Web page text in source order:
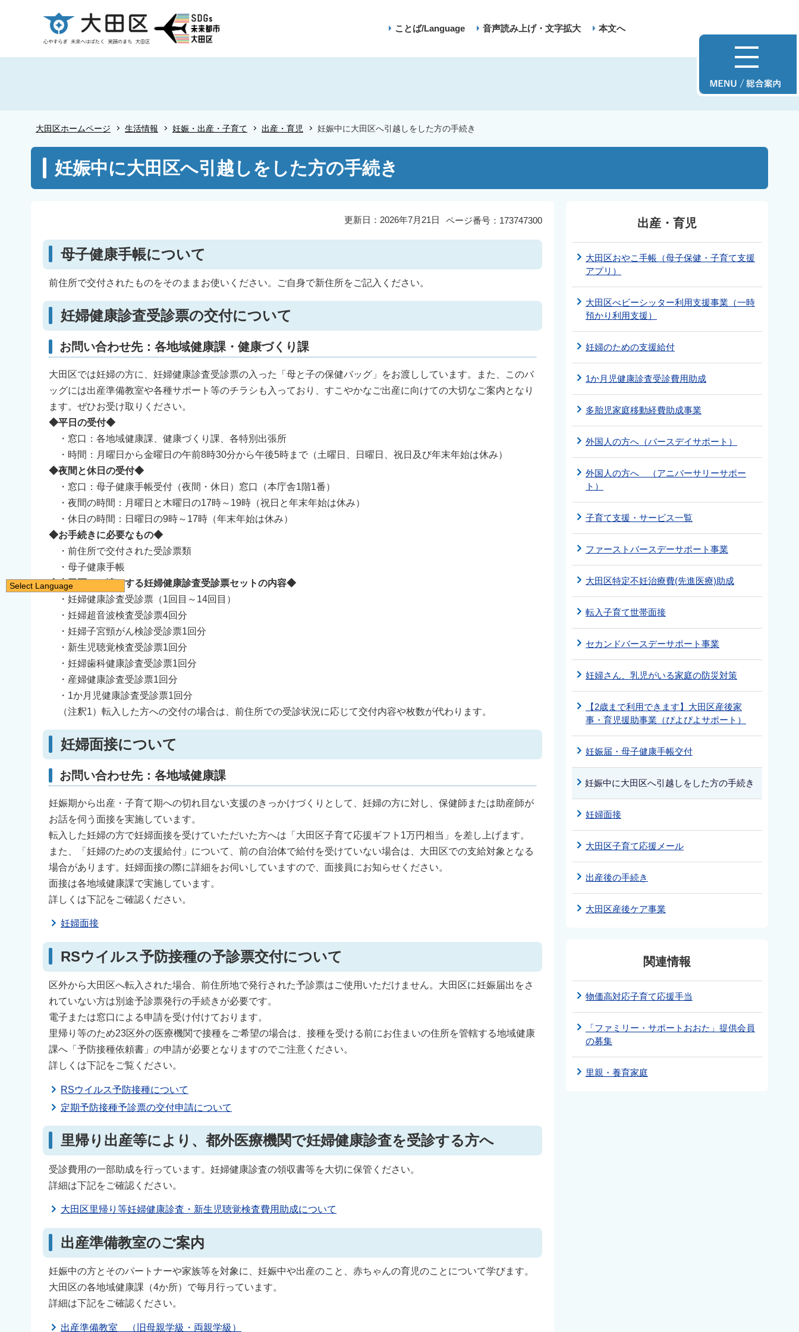
ー
ことば/Language 音声読み上げ・文字拡大 本文へ
大田区ホームページ 生活情報 妊娠・出産・子育て 出産・育児 妊娠中に大田区へ引越しをした方の手続き
こ
妊娠中に大田区へ引越しをした方の手続き
ページ番号：173747300
更新日：2026年7月21日
母子健康手帳について
前住所で交付されたものをそのままお使いください。ご自身で新住所をご記入ください。
妊婦健康診査受診票の交付について
お問い合わせ先：各地域健康課・健康づくり課
大田区では妊婦の方に、妊婦健康診査受診票の入った「母と子の保健バッグ」をお渡ししています。また、このバ
ッグには出産準備教室や各種サポート等のチラシも入っており、すこやかなご出産に向けての大切なご案内となり
ます。ぜひお受け取りください。
◆平日の受付◆
・窓口：各地域健康課、健康づくり課、各特別出張所
・時間：月曜日から金曜日の午前8時30分から午後5時まで（土曜日、日曜日、祝日及び年末年始は休み）
◆夜間と休日の受付◆
・窓口：母子健康手帳受付（夜間・休日）窓口（本庁舎1階1番）
・夜間の時間：月曜日と木曜日の17時～19時（祝日と年末年始は休み）
・休日の時間：日曜日の9時～17時（年末年始は休み）
◆お手続きに必要なもの◆
・前住所で交付された受診票類
・母子健康手帳
◆大田区でお渡しする妊婦健康診査受診票セットの内容◆
・妊婦健康診査受診票（1回目～14回目）
・妊婦超音波検査受診票4回分
・妊婦子宮頸がん検診受診票1回分
・新生児聴覚検査受診票1回分
・妊婦歯科健康診査受診票1回分
・産婦健康診査受診票1回分
・1か月児健康診査受診票1回分
（注釈1）転入した方への交付の場合は、前住所での受診状況に応じて交付内容や枚数が代わります。
妊婦面接について
お問い合わせ先：各地域健康課
妊娠期から出産・子育て期への切れ目ない支援のきっかけづくりとして、妊婦の方に対し、保健師または助産師が
お話を伺う面接を実施しています。
転入した妊婦の方で妊婦面接を受けていただいた方へは「大田区子育て応援ギフト1万円相当」を差し上げます。
また、「妊婦のための支援給付」について、前の自治体で給付を受けていない場合は、大田区での支給対象となる
場合があります。妊婦面接の際に詳細をお伺いしていますので、面接員にお知らせください。
面接は各地域健康課で実施しています。
詳しくは下記をご確認ください。
妊婦面接
RSウイルス予防接種の予診票交付について
区外から大田区へ転入された場合、前住所地で発行された予診票はご使用いただけません。大田区に妊娠届出をさ
れていない方は別途予診票発行の手続きが必要です。
電子または窓口による申請を受け付けております。
里帰り等のため23区外の医療機関で接種をご希望の場合は、接種を受ける前にお住まいの住所を管轄する地域健康
課へ「予防接種依頼書」の申請が必要となりますのでご注意ください。
詳しくは下記をご覧ください。
RSウイルス予防接種について
定期予防接種予診票の交付申請について
里帰り出産等により、都外医療機関で妊婦健康診査を受診する方へ
受診費用の一部助成を行っています。妊婦健康診査の領収書等を大切に保管ください。
詳細は下記をご確認ください。
大田区里帰り等妊婦健康診査・新生児聴覚検査費用助成について
出産準備教室のご案内
妊娠中の方とそのパートナーや家族等を対象に、妊娠中や出産のこと、赤ちゃんの育児のことについて学びます。
大田区の各地域健康課（4か所）で毎月行っています。
詳細は下記をご確認ください。
出産準備教室 （旧母親学級・両親学級）
出産・育児
大田区おやこ手帳（母子保健・子育て支援
アプリ）
大田区べビーシッター利用支援事業（一時
預かり利用支援）
妊婦のための支援給付
1か月児健康診査受診費用助成
多胎児家庭移動経費助成事業
外国人の方へ（バースデイサポート）
外国人の方へ （アニバーサリーサポー
ト）
子育て支援・サービス一覧
ファーストバースデーサポート事業
大田区特定不妊治療費(先進医療)助成
転入子育て世帯面接
セカンドバースデーサポート事業
妊婦さん、乳児がいる家庭の防災対策
【2歳まで利用できます】大田区産後家
事・育児援助事業（ぴよぴよサポート）
妊娠届・母子健康手帳交付
妊娠中に大田区へ引越しをした方の手続き
妊婦面接
大田区子育て応援メール
出産後の手続き
大田区産後ケア事業
関連情報
物価高対応子育て応援手当
「ファミリー・サポートおおた」提供会員
の募集
里親・養育家庭
Select Language